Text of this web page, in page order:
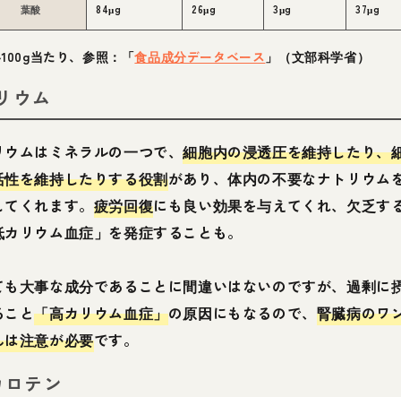
葉酸 84μg 26μg 3μg 37μg
当たり、参照：「食品成分データベース 」（文部科学省）
ウム
ウムはミネラルの一つで、細胞内の浸透圧を維持したり、
性を維持したりする役割があり、体内の不要なナトリウム
くれます。 疲労回復にも良い効果を与えてくれ、欠乏す
リウム血症」を発症することも。
も大事な成分であることに間違いはないのですが、過剰に
こと「高カリウム血症」の原因にもなるので、 腎臓病のワ
は注意が必要です。
テン